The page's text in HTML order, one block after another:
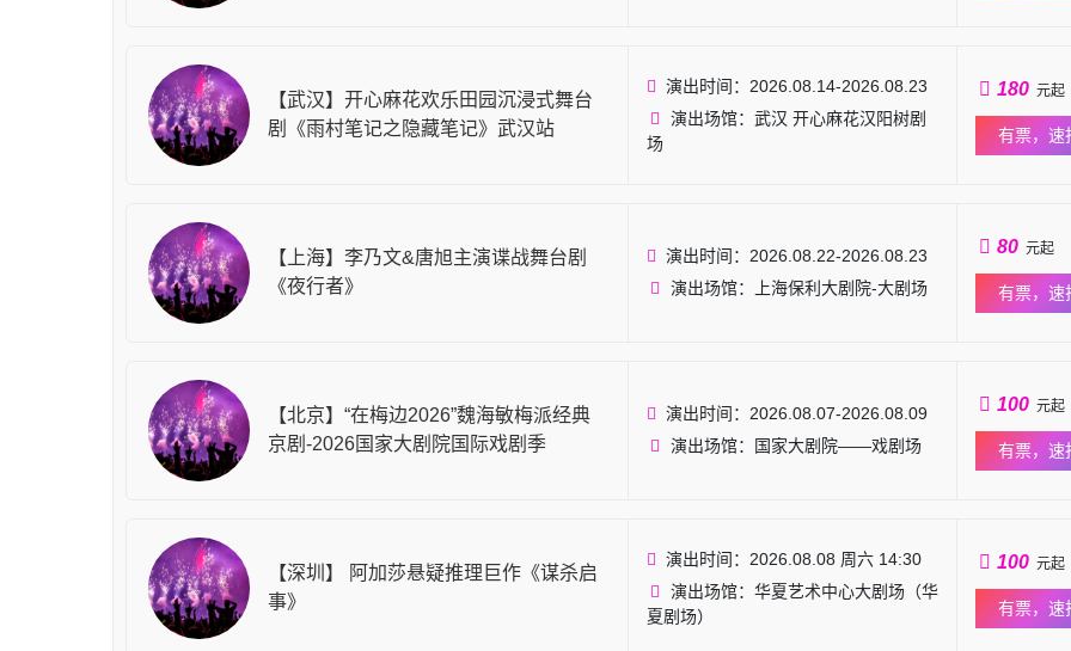
【武汉】开心麻花欢乐田园沉浸式舞台
剧《雨村笔记之隐藏笔记》武汉站
演出时间：2026.08.14-2026.08.23
演出场馆：武汉 开心麻花汉阳树剧
场
180 元起
有票，速
【上海】李乃文&唐旭主演谍战舞台剧
《夜行者》
演出时间：2026.08.22-2026.08.23
演出场馆：上海保利大剧院-大剧场
80 元起
有票，速
【北京】“在梅边2026”魏海敏梅派经典
京剧-2026国家大剧院国际戏剧季
演出时间：2026.08.07-2026.08.09
演出场馆：国家大剧院——戏剧场
100 元起
有票，速
【深圳】 阿加莎悬疑推理巨作《谋杀启
事》
演出时间：2026.08.08 周六 14:30
演出场馆：华夏艺术中心大剧场（华
夏剧场）
100 元起
有票，速